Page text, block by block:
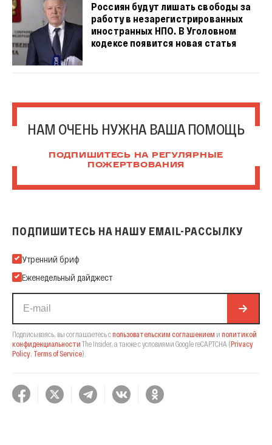
Россиян будут лишать свободы за
работу в незарегистрированных
иностранных НПО. В Уголовном
кодексе появится новая статья
НАМ ОЧЕНЬ НУЖНА ВАША ПОМОЩЬ
ПОДПИШИТЕСЬ НА РЕГУЛЯРНЫЕ
ПОЖЕРТВОВАНИЯ
ПОДПИШИТЕСЬ НА НАШУ EMAIL-РАССЫЛКУ
Подпишитесь на нашу Email-рассылку
Утренний бриф
Еженедельный дайджест
Подписываясь, вы соглашаетесь спользовательским соглашением и политикой
конфиденциальности The Insider, а также с условиями Google reCAPTCHA (Privacy
Policy Terms of Service).